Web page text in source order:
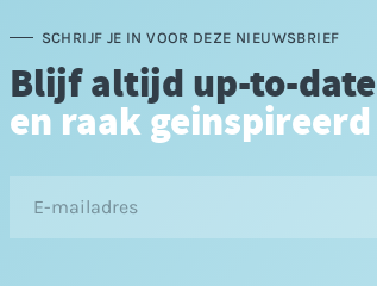
SCHRIJF JE IN VOOR DEZE NIEUWSBRIEF
Blijf altijd up-to-date
en raak geinspireerd